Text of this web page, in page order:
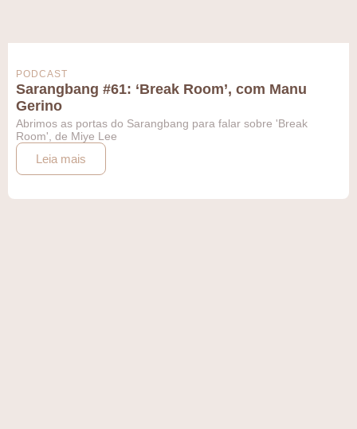
PODCAST
Sarangbang #61: ‘Break Room’, com Manu
Gerino
Abrimos as portas do Sarangbang para falar sobre 'Break
Room', de Miye Lee
Leia mais